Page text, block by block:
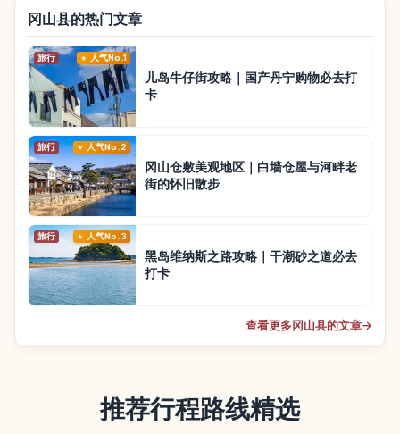
冈山县的热门文章
旅行 人气No.1
儿岛牛仔街攻略｜国产丹宁购物必去打
卡
旅行 人气No.2
冈山仓敷美观地区｜白墙仓屋与河畔老
街的怀旧散步
旅行 人气No.3
黑岛维纳斯之路攻略｜干潮砂之道必去
打卡
查看更多冈山县的文章→
推荐行程路线精选